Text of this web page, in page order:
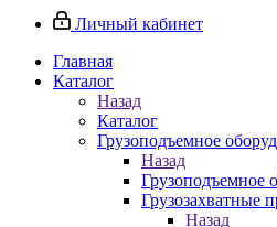
Личный кабинет
Главная
Каталог
Назад
Каталог
Грузоподъемное
Назад
Грузоподъемное
Грузозахватные
Назад